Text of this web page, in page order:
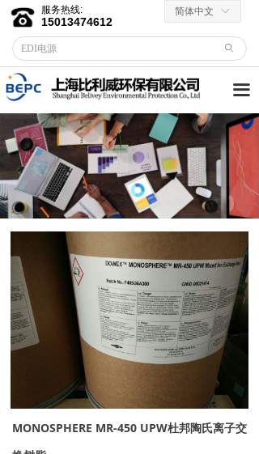
끀
首页
关于我们
客户服务
→ 合作伙伴
→资料下载
产品中心
→ EDI膜堆
→ EDI电源
→ 滤芯滤料
→RO反渗透膜
→ 离子交换树脂
服务热线:
15013474612
ꄙ
ꀅ
简体中文
MONOSPHERE MR-450 UPW杜邦陶氏离子交